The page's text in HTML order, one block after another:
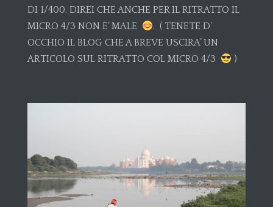
DI 1/400. DIREI CHE ANCHE PER IL RITRATTO IL
MICRO 4/3 NON E’ MALE
. ( TENETE D’
OCCHIO IL BLOG CHE A BREVE USCIRA’ UN
ARTICOLO SUL RITRATTO COL MICRO 4/3
)